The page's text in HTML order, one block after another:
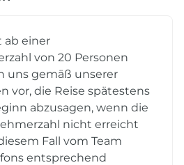
ab einer
von 20 Personen
uns gemäß unserer
vor, die Reise spätestens
abzusagen, wenn die
nicht erreicht
Fall vom Team
entsprechend